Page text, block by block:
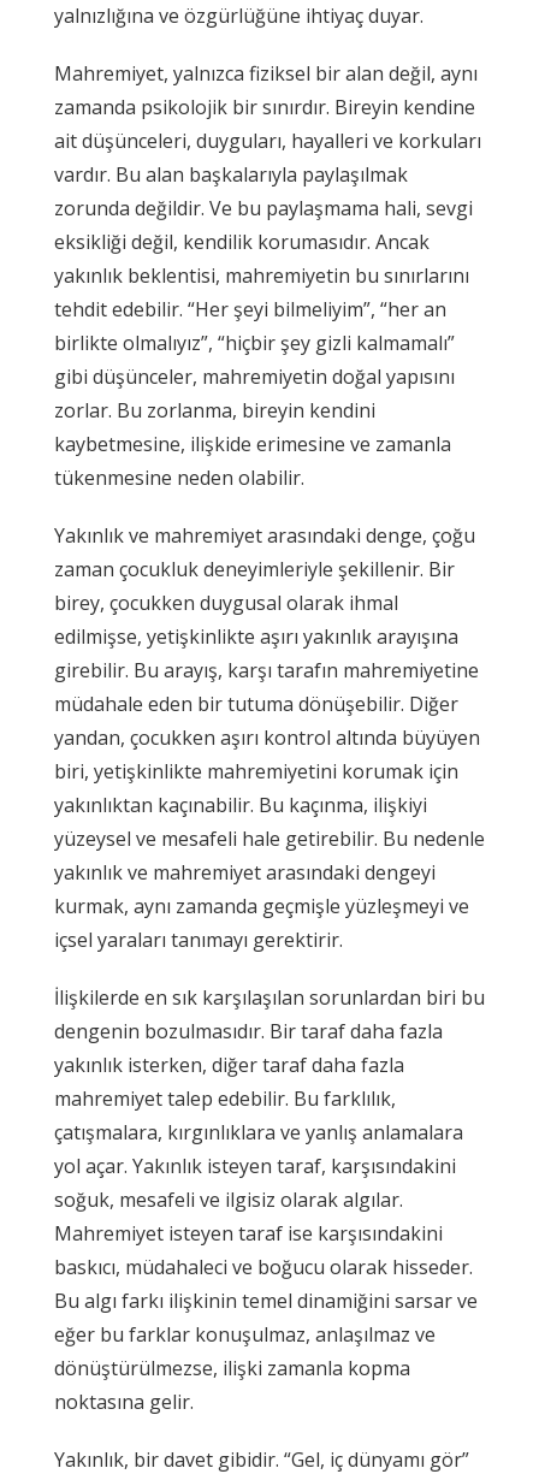
yalnızlığına ve özgürlüğüne ihtiyaç duyar.
Mahremiyet, yalnızca fiziksel bir alan değil, aynı
zamanda psikolojik bir sınırdır. Bireyin kendine
ait düşünceleri, duyguları, hayalleri ve korkuları
vardır. Bu alan başkalarıyla paylaşılmak
zorunda değildir. Ve bu paylaşmama hali, sevgi
eksikliği değil, kendilik korumasıdır. Ancak
yakınlık beklentisi, mahremiyetin bu sınırlarını
tehdit edebilir. “Her şeyi bilmeliyim”, “her an
birlikte olmalıyız”, “hiçbir şey gizli kalmamalı”
gibi düşünceler, mahremiyetin doğal yapısını
zorlar. Bu zorlanma, bireyin kendini
kaybetmesine, ilişkide erimesine ve zamanla
tükenmesine neden olabilir.
Yakınlık ve mahremiyet arasındaki denge, çoğu
zaman çocukluk deneyimleriyle şekillenir. Bir
birey, çocukken duygusal olarak ihmal
edilmişse, yetişkinlikte aşırı yakınlık arayışına
girebilir. Bu arayış, karşı tarafın mahremiyetine
müdahale eden bir tutuma dönüşebilir. Diğer
yandan, çocukken aşırı kontrol altında büyüyen
biri, yetişkinlikte mahremiyetini korumak için
yakınlıktan kaçınabilir. Bu kaçınma, ilişkiyi
yüzeysel ve mesafeli hale getirebilir. Bu nedenle
yakınlık ve mahremiyet arasındaki dengeyi
kurmak, aynı zamanda geçmişle yüzleşmeyi ve
içsel yaraları tanımayı gerektirir.
İlişkilerde en sık karşılaşılan sorunlardan biri bu
dengenin bozulmasıdır. Bir taraf daha fazla
yakınlık isterken, diğer taraf daha fazla
mahremiyet talep edebilir. Bu farklılık,
çatışmalara, kırgınlıklara ve yanlış anlamalara
yol açar. Yakınlık isteyen taraf, karşısındakini
soğuk, mesafeli ve ilgisiz olarak algılar.
Mahremiyet isteyen taraf ise karşısındakini
baskıcı, müdahaleci ve boğucu olarak hisseder.
Bu algı farkı ilişkinin temel dinamiğini sarsar ve
eğer bu farklar konuşulmaz, anlaşılmaz ve
dönüştürülmezse, ilişki zamanla kopma
noktasına gelir.
Yakınlık, bir davet gibidir. “Gel, iç dünyamı gör”